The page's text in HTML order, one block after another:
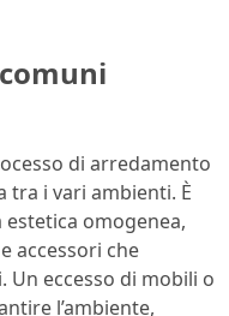
di arredamento
tra i vari ambienti. È
omogenea,
accessori che
Un eccesso di mobili o
l’ambiente,